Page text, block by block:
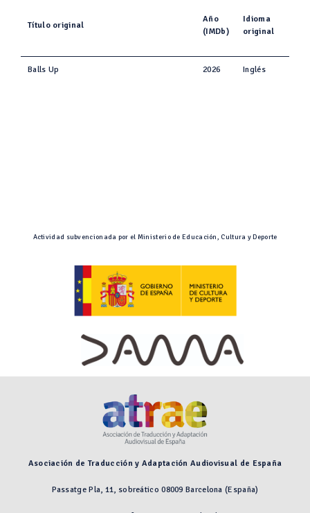
Título original
Año
(IMDb)
Idioma
original
Balls Up 2026 Inglés
Actividad subvencionada por el Ministerio de Educación, Cultura y Deporte
Asociación de Traducción y Adaptación Audiovisual de España
Passatge Pla, 11, sobreático 08009 Barcelona (España)